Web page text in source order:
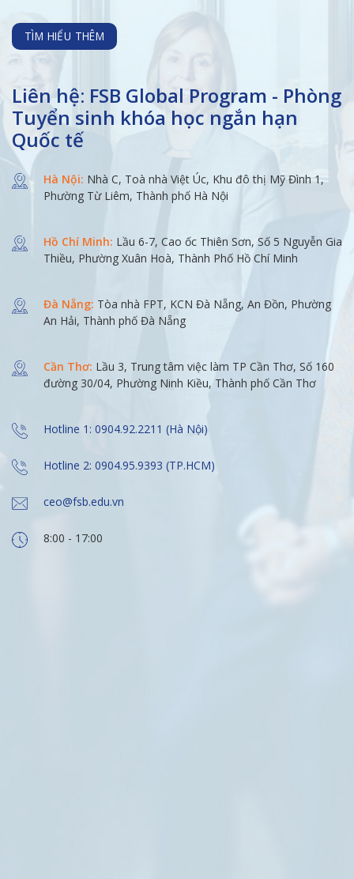
TÌM HIỂU THÊM
Liên hệ: FSB Global Program - Phòng
Tuyển sinh khóa học ngắn hạn
Quốc tế
Hà Nội: Nhà C, Toà nhà Việt Úc, Khu đô thị Mỹ Đình 1,
Phường Từ Liêm, Thành phố Hà Nội
Hồ Chí Minh: Lầu 6-7, Cao ốc Thiên Sơn, Số 5 Nguyễn Gia
Thiều, Phường Xuân Hoà, Thành Phố Hồ Chí Minh
Đà Nẵng: Tòa nhà FPT, KCN Đà Nẵng, An Đồn, Phường
An Hải, Thành phố Đà Nẵng
Cần Thơ: Lầu 3, Trung tâm việc làm TP Cần Thơ, Số 160
đường 30/04, Phường Ninh Kiều, Thành phố Cần Thơ
Hotline 1: 0904.92.2211 (Hà Nội)
Hotline 2: 0904.95.9393 (TP.HCM)
ceo@fsb.edu.vn
8:00 - 17:00